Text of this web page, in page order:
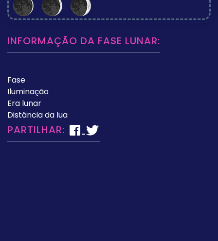
INFORMAÇÃO DA FASE LUNAR:
Fase
Iluminação
Era lunar
Distância da lua
PARTILHAR: